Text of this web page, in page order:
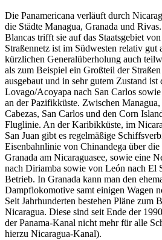
Die Panamericana verläuft durch
die Städte Managua, Granada und
Blancas trifft sie auf das Staatsgebiet
Straßennetz ist im Südwesten relativ gut
kürzlichen Generalüberholung auch
als zum Beispiel ein Großteil der
ausgebaut und in sehr gutem Zustand ist
Lovago/Acoyapa nach San Carlos
an der Pazifikküste. Zwischen
Cabezas, San Carlos und den Corn
Fluglinie. An der Karibikküste, im
San Juan gibt es regelmäßige
Eisenbahnlinie von Chinandega über
Granada am Nicaraguasee, sowie eine
nach Diriamba sowie von León nach El
Betrieb. In Granada kann man den
Dampflokomotive samt einigen Wagen
Seit Jahrhunderten bestehen Pläne zum
Nicaragua. Diese sind seit Ende der
der Panama-Kanal nicht mehr für alle
hierzu Nicaragua-Kanal).